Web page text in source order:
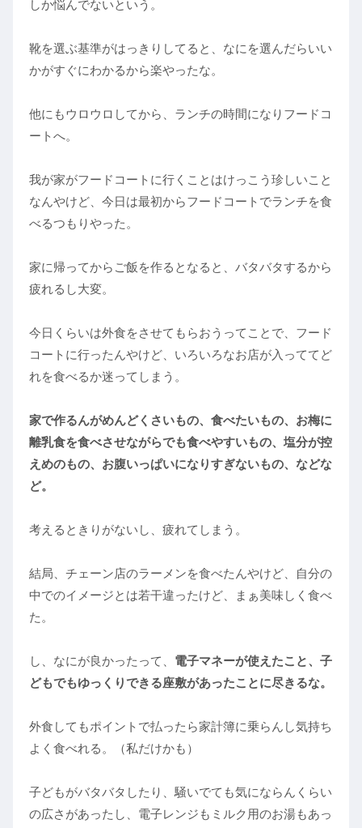
しか悩んでないという。
靴を選ぶ基準がはっきりしてると、なにを選んだらいい
かがすぐにわかるから楽やったな。
他にもウロウロしてから、ランチの時間になりフードコ
ートへ。
我が家がフードコートに行くことはけっこう珍しいこと
なんやけど、今日は最初からフードコートでランチを食
べるつもりやった。
家に帰ってからご飯を作るとなると、バタバタするから
疲れるし大変。
今日くらいは外食をさせてもらおうってことで、フード
コートに行ったんやけど、いろいろなお店が入っててど
れを食べるか迷ってしまう。
家で作るんがめんどくさいもの、食べたいもの、お梅に
離乳食を食べさせながらでも食べやすいもの、塩分が控
えめのもの、お腹いっぱいになりすぎないもの、などな
ど。
考えるときりがないし、疲れてしまう。
結局、チェーン店のラーメンを食べたんやけど、自分の
中でのイメージとは若干違ったけど、まぁ美味しく食べ
た。
し、なにが良かったって、 電子マネーが使えたこと、子
どもでもゆっくりできる座敷があったことに尽きるな。
外食してもポイントで払ったら家計簿に乗らんし気持ち
よく食べれる。（私だけかも）
子どもがバタバタしたり、騒いでても気にならんくらい
の広さがあったし、電子レンジもミルク用のお湯もあっ